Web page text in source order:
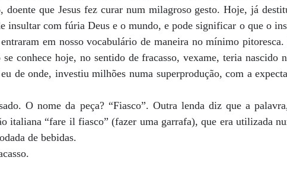
doente que Jesus fez curar num milagroso gesto. Hoje, já
insultar com fúria Deus e o mundo, e pode significar o que o
em nosso vocabulário de maneira no mínimo pitoresca.
conhece hoje, no sentido de fracasso, vexame, teria nascido
de onde, investiu milhões numa superprodução, com a
O nome da peça? “Fiasco”. Outra lenda diz que a
italiana “fare il fiasco” (fazer uma garrafa), que era utilizada
de bebidas.